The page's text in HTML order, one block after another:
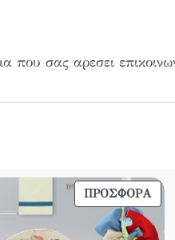
που σας αρεσει
ΠΡΟΣΦΟΡΆ